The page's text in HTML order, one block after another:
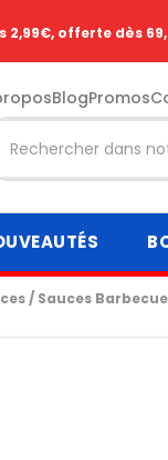
2,99€, offerte dès
BlogPromos
/ Sauces Barbecue